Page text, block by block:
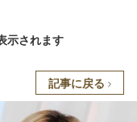
示されます
記事に戻る